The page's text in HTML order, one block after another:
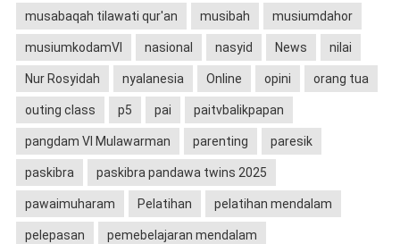
musabaqah tilawati qur'an musibah musiumdahor
musiumkodamVI nasional nasyid News nilai
Nur Rosyidah nyalanesia Online opini orang tua
outing class p5 pai paitvbalikpapan
pangdam VI Mulawarman parenting paresik
paskibra paskibra pandawa twins 2025
pawaimuharam Pelatihan pelatihan mendalam
pelepasan pemebelajaran mendalam